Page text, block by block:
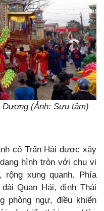
(Ảnh: Sưu tầm)
cổ Trấn Hải được xây
hình tròn với chu vi
rộng xung quanh. Phía
Quan Hải, đình Thái
phòng ngự, điều khiển